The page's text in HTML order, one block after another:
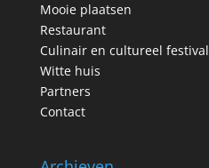
Mooie plaatsen
Restaurant
Culinair en cultureel festival
Witte huis
Partners
Contact